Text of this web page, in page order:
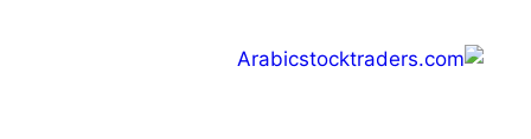
content